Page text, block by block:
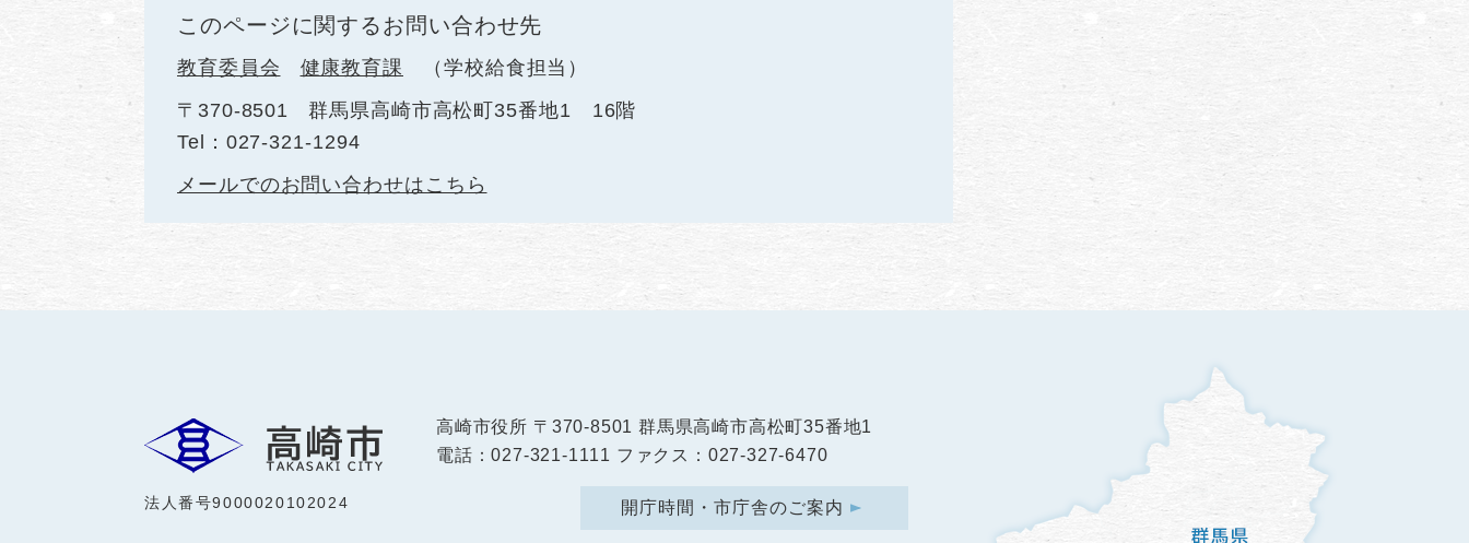
このページに関するお問い合わせ先
教育委員会 健康教育課
学校給食担当
〒370-8501
群馬県高崎市高松町35番地1 16階
Tel：027-321-1294
メールでのお問い合わせはこちら
法人番号9000020102024
高崎市役所 〒370-8501 群馬県高崎市高松町35番地1
電話：027-321-1111 ファクス：027-327-6470
開庁時間・市庁舎のご案内